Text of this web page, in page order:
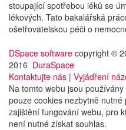
stoupající spotřebou léků se
lékových. Tato bakalářská
ošetřovatelskou péči o
DSpace software copyright ©
2016 DuraSpace
Kontaktujte nás | Vyjádření
Na tomto webu jsou používány
pouze cookies nezbytně nutné
zajištění fungování webu, pro
není nutné získat souhlas.